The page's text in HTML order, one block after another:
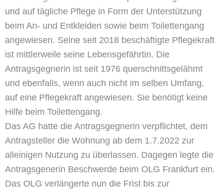
und auf tägliche Pflege in Form der Unterstützung
beim An- und Entkleiden sowie beim Toilettengang
angewiesen. Seine seit 2018 beschäftigte Pflegekraft
ist mittlerweile seine Lebensgefährtin. Die
Antragsgegnerin ist seit 1976 querschnittsgelähmt
und ebenfalls, wenn auch nicht im selben Umfang,
auf eine Pflegekraft angewiesen. Sie benötigt keine
Hilfe beim Toilettengang.
Das AG hatte die Antragsgegnerin verpflichtet, dem
Antragsteller die Wohnung ab dem 1.7.2022 zur
alleinigen Nutzung zu überlassen. Dagegen legte die
Antragsgenerin Beschwerde beim OLG Frankfurt ein.
Das OLG verlängerte nun die Frist bis zur